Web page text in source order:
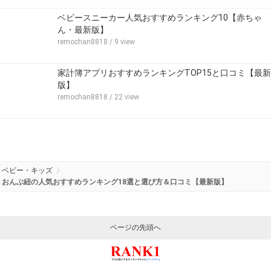
ベビースニーカー人気おすすめランキング10【赤ちゃ
ん・最新版】
remochan8818 / 9 view
家計簿アプリおすすめランキングTOP15と口コミ【最新
版】
remochan8818 / 22 view
ベビー・キッズ
おんぶ紐の人気おすすめランキング18選と選び方＆口コミ【最新版】
ページの先頭へ